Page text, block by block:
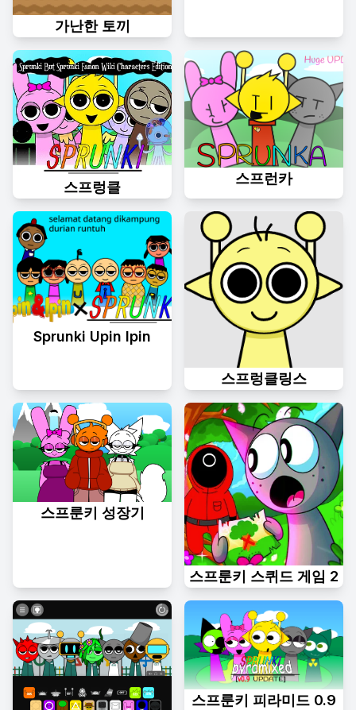
가난한 토끼
스프렁클
스프런카
Sprunki Upin Ipin
스프렁클링스
스프룬키 성장기
스프룬키 스퀴드 게임 2
스프룬키 피라미드 0.9